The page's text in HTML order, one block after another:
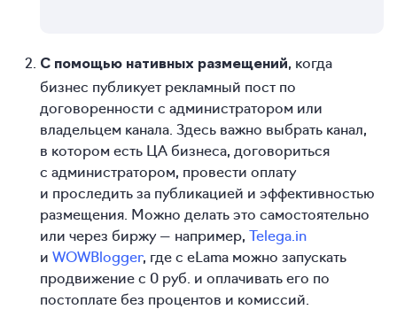
С помощью нативных размещений, когда
бизнес публикует рекламный пост по
договоренности с администратором или
владельцем канала. Здесь важно выбрать канал,
в котором есть ЦА бизнеса, договориться
с администратором, провести оплату
и проследить за публикацией и эффективностью
размещения. Можно делать это самостоятельно
или через биржу — например, Telega.in
и WOWBlogger, где с eLama можно запускать
продвижение с 0 руб. и оплачивать его по
постоплате без процентов и комиссий.